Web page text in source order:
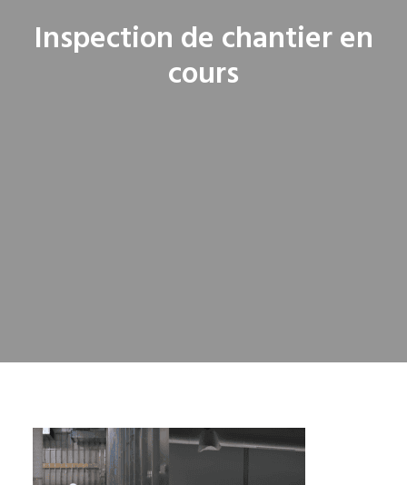
Inspection de chantier en
cours